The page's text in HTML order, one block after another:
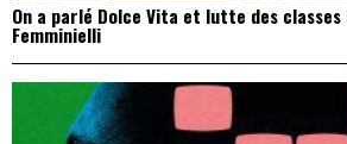
On a parlé Dolce Vita et lutte des
Femminielli